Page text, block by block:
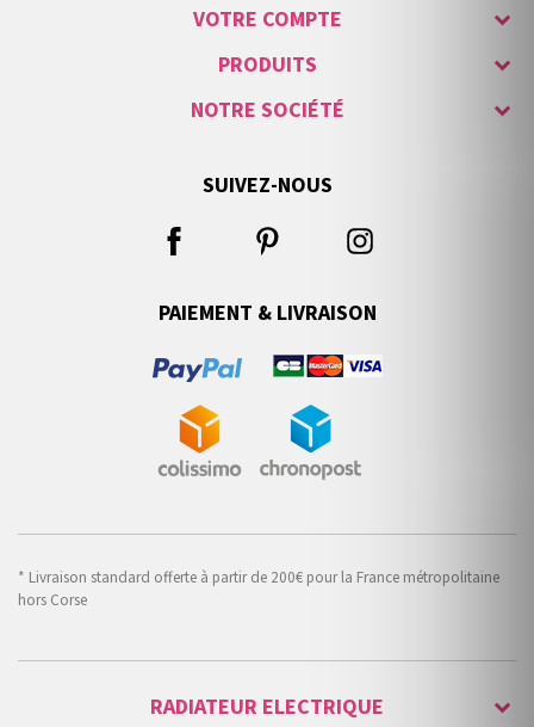
VOTRE COMPTE
PRODUITS
NOTRE SOCIÉTÉ
SUIVEZ-NOUS
PAIEMENT & LIVRAISON
* Livraison standard offerte à partir de 200€ pour la France métropolitaine
hors Corse
RADIATEUR ELECTRIQUE